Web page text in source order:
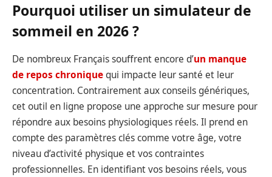
Pourquoi utiliser un simulateur de
sommeil en 2026 ?
De nombreux Français souffrent encore d’un manque
de repos chroniquequi impacte leur santé et leur
concentration. Contrairement aux conseils génériques,
cet outil en ligne propose une approche sur mesure pour
répondre aux besoins physiologiques réels. Il prend en
compte des paramètres clés comme votre âge, votre
niveau d’activité physique et vos contraintes
professionnelles. En identifiant vos besoins réels, vous